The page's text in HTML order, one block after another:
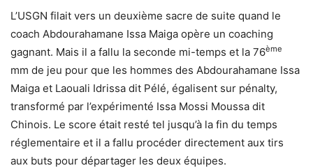
L’USGN filait vers un deuxième sacre de suite quand le
coach Abdourahamane Issa Maiga opère un coaching
gagnant. Mais il a fallu la seconde mi-temps et la 76ème
mm de jeu pour que les hommes des Abdourahamane Issa
Maiga et Laouali Idrissa dit Pélé, égalisent sur pénalty,
transformé par l’expérimenté Issa Mossi Moussa dit
Chinois. Le score était resté tel jusqu’à la fin du temps
réglementaire et il a fallu procéder directement aux tirs
aux buts pour départager les deux équipes.